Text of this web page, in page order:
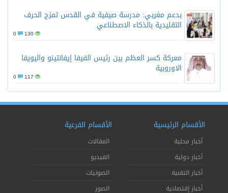
بدعم مغربي: مدرسة صيفية في القدس تمزج الحرف
التقليدية بالذكاء الاصطناعي
130
معركة كسر العظم بين رئيس الفيفا إيفانتينو واليويفا
الاوروبية
117
الأقسام الرئيسية
أخبار محلية
أخبار دولية
أخبار التقنية
أخبار إقتصادية
الأقسام الفرعية
المقالات
الفيديو
الصوتيات
الصور